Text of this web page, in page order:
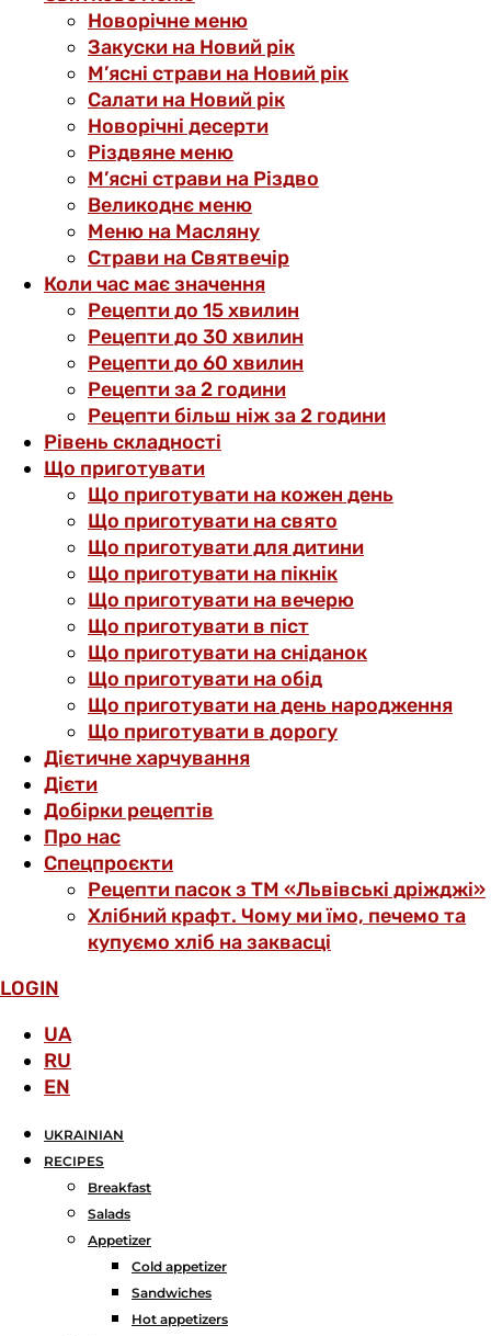
Новорічне меню
Закуски на Новий рік
М’ясні страви на Новий рік
Салати на Новий рік
Новорічні десерти
Різдвяне меню
М’ясні страви на Різдво
Великоднє меню
Меню на Масляну
Страви на Святвечір
Коли час має значення
Рецепти до 15 хвилин
Рецепти до 30 хвилин
Рецепти до 60 хвилин
Рецепти за 2 години
Рецепти більш ніж за 2 години
Рівень складності
Що приготувати
Що приготувати на кожен день
Що приготувати на свято
Що приготувати для дитини
Що приготувати на пікнік
Що приготувати на вечерю
Що приготувати в піст
Що приготувати на сніданок
Що приготувати на обід
Що приготувати на день народження
Що приготувати в дорогу
Дієтичне харчування
Дієти
Добірки рецептів
Про нас
Спецпроєкти
Рецепти пасок з ТМ «Львівські дріжджі»
Хлібний крафт. Чому ми їмо, печемо та
купуємо хліб на заквасці
LOGIN
UA
RU
EN
UKRAINIAN
RECIPES
Breakfast
Salads
Аppetizer
Cold appetizer
Sandwiches
Hot appetizers